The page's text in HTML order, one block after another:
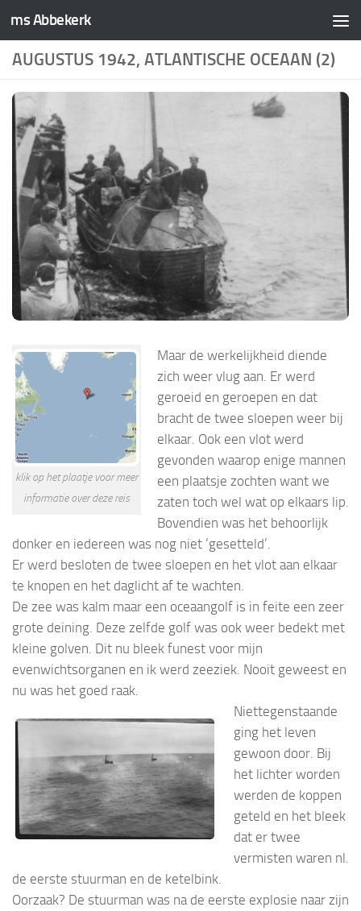
Doorgaan naar inhoud
ms Abbekerk
AUGUSTUS 1942, ATLANTISCHE OCEAAN (2)
klik op het plaatje voor meer
informatie over deze reis
Maar de werkelijkheid diende
zich weer vlug aan. Er werd
geroeid en geroepen en dat
bracht de twee sloepen weer bij
elkaar. Ook een vlot werd
gevonden waarop enige mannen
een plaatsje zochten want we
zaten toch wel wat op elkaars lip.
Bovendien was het behoorlijk
donker en iedereen was nog niet ‘gesetteld’.
Er werd besloten de twee sloepen en het vlot aan elkaar
te knopen en het daglicht af te wachten.
De zee was kalm maar een oceaangolf is in feite een zeer
grote deining. Deze zelfde golf was ook weer bedekt met
kleine golven. Dit nu bleek funest voor mijn
evenwichtsorganen en ik werd zeeziek. Nooit geweest en
nu was het goed raak.
Niettegenstaande
ging het leven
gewoon door. Bij
het lichter worden
werden de koppen
geteld en het bleek
dat er twee
vermisten waren nl.
de eerste stuurman en de ketelbink.
Oorzaak? De stuurman was na de eerste explosie naar zijn